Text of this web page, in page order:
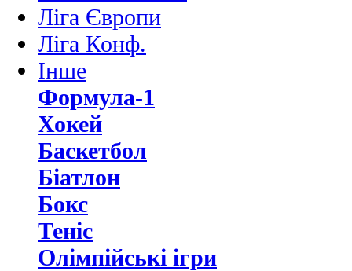
Ліга Європи
Ліга Конф.
Інше
Формула-1
Хокей
Баскетбол
Біатлон
Бокс
Теніс
Олімпійські ігри